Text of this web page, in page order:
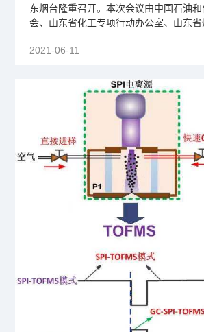
东烟台隆重召开。本次会议由中国石油
会、山东省化工专项行动办公室、山东
府、中国化工经济技术发展中心联合主
会、科研院所、化工园区、企业等的
2021-06-11